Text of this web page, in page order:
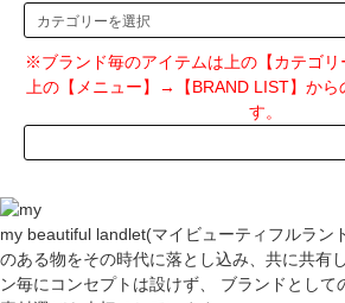
※ブランド毎のアイテムは上の【カテゴ
上の【メニュー】→【BRAND LIST】か
す。
my beautiful landlet(マイビューティフルラン
のある物をその時代に落とし込み、共に共有
ン毎にコンセプトは設けず、 ブランドとして